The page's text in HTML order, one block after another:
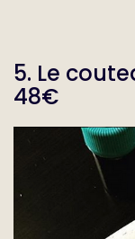
5. Le
48€